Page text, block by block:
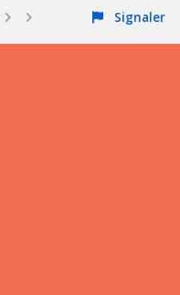
Signaler